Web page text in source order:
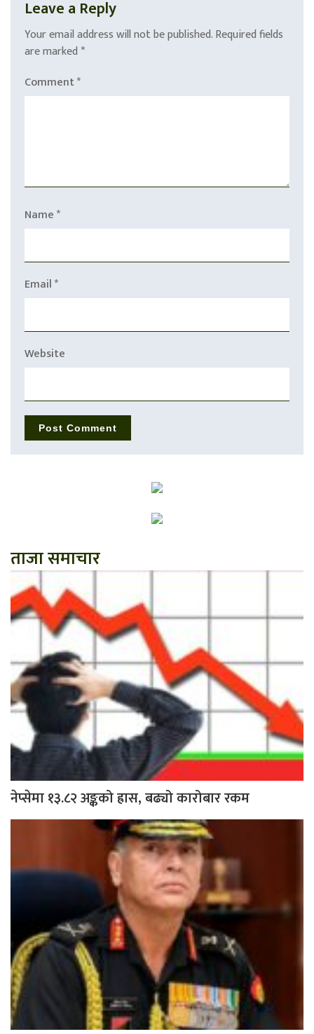
Leave a Reply
Your email address will not be published.Required fields
are marked *
Comment*
Name*
Email*
Website
ताजा समाचार
नेप्सेमा १३.८२ अङ्कको ह्रास, बढ्यो कारोबार रकम